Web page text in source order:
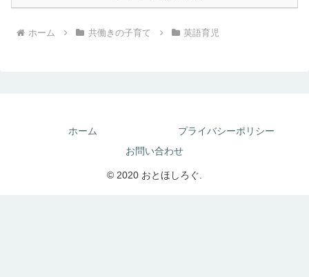
ホーム 共働きの子育て 英語育児
ホーム
プライバシーポリシー
お問い合わせ
© 2020 おとほしろぐ.